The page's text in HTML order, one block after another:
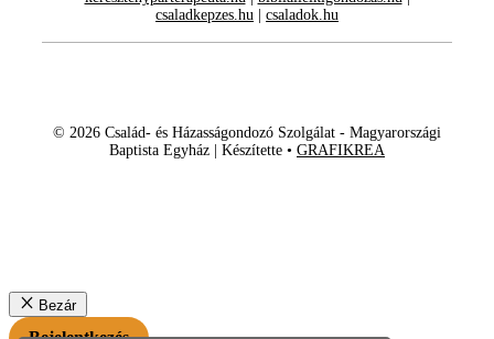
csaladkepzes.hu
csaladok.hu
© 2026 Család- és Házasságondozó Szolgálat - Magyarországi
Baptista Egyház | Készítette • GRAFIKREA
Bezár